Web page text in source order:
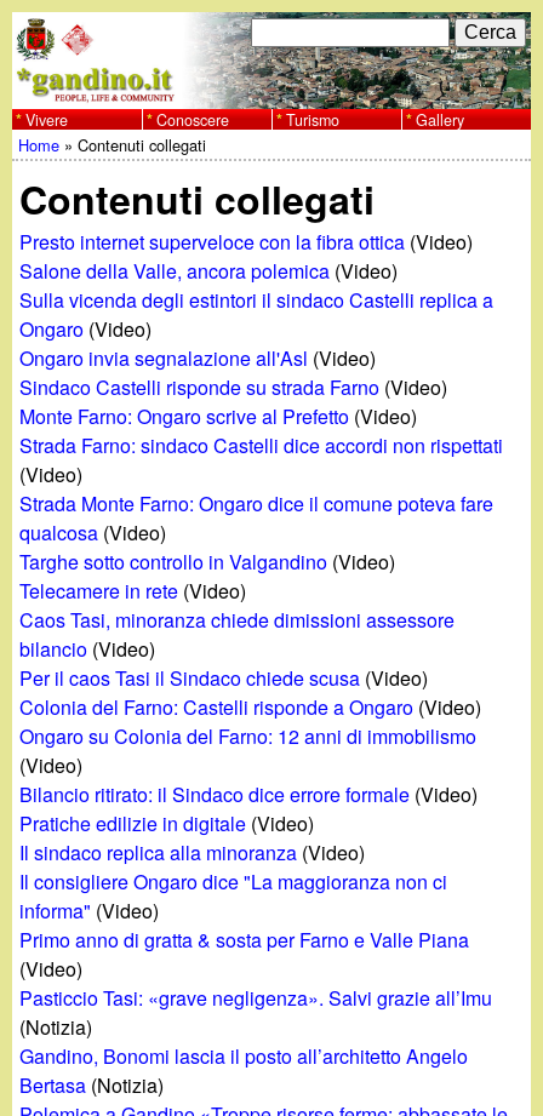
al
contenuto
principale
w
w
w
.
g
a
n
d
i
n
o
.
i
t
F
o
r
m
d
i
i
c
r
c
a
C
e
r
c
Vivere Conoscere Turismo Gallery
Tu
sei
qui
Home »Contenuti collegati
Contenuti collegati
Presto internet superveloce con la fibra ottica (Video)
Salone della Valle, ancora polemica (Video)
Sulla vicenda degli estintori il sindaco Castelli replica a
Ongaro (Video)
Ongaro invia segnalazione all'Asl (Video)
Sindaco Castelli risponde su strada Farno (Video)
Monte Farno: Ongaro scrive al Prefetto (Video)
Strada Farno: sindaco Castelli dice accordi non rispettati
(Video)
Strada Monte Farno: Ongaro dice il comune poteva fare
qualcosa (Video)
Targhe sotto controllo in Valgandino (Video)
Telecamere in rete (Video)
Caos Tasi, minoranza chiede dimissioni assessore
bilancio (Video)
Per il caos Tasi il Sindaco chiede scusa (Video)
Colonia del Farno: Castelli risponde a Ongaro (Video)
Ongaro su Colonia del Farno: 12 anni di immobilismo
(Video)
Bilancio ritirato: il Sindaco dice errore formale (Video)
Pratiche edilizie in digitale (Video)
Il sindaco replica alla minoranza (Video)
Il consigliere Ongaro dice "La maggioranza non ci
informa" (Video)
Primo anno di gratta & sosta per Farno e Valle Piana
(Video)
Pasticcio Tasi: «grave negligenza». Salvi grazie all’Imu
(Notizia)
Gandino, Bonomi lascia il posto all’architetto Angelo
Bertasa (Notizia)